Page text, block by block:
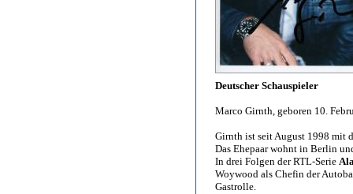
Deutscher Schauspieler
Marco Girnth, geboren 10.
Girnth ist seit August 1998 mit
Das Ehepaar wohnt in Berlin
In drei Folgen der RTL-Serie
Woywood als Chefin der
Gastrolle.